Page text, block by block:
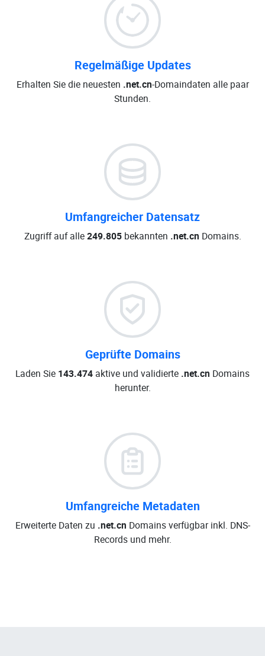
Regelmäßige Updates
Erhalten Sie die neuesten .net.cn-Domaindaten alle paar
Stunden.
Umfangreicher Datensatz
Zugriff auf alle249.805bekannten .net.cn Domains.
Geprüfte Domains
Laden Sie 143.474 aktive und validierte .net.cn Domains
herunter.
Umfangreiche Metadaten
Erweiterte Daten zu .net.cn Domains verfügbar inkl. DNS-
Records und mehr.